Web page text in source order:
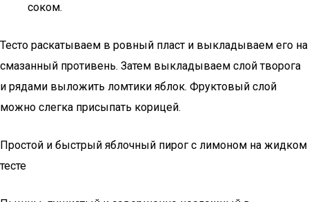
соком.
Тесто раскатываем в ровный пласт и выкладываем его на
смазанный противень. Затем выкладываем слой творога
и рядами выложить ломтики яблок. Фруктовый слой
можно слегка присыпать корицей.
Простой и быстрый яблочный пирог с лимоном на жидком
тесте